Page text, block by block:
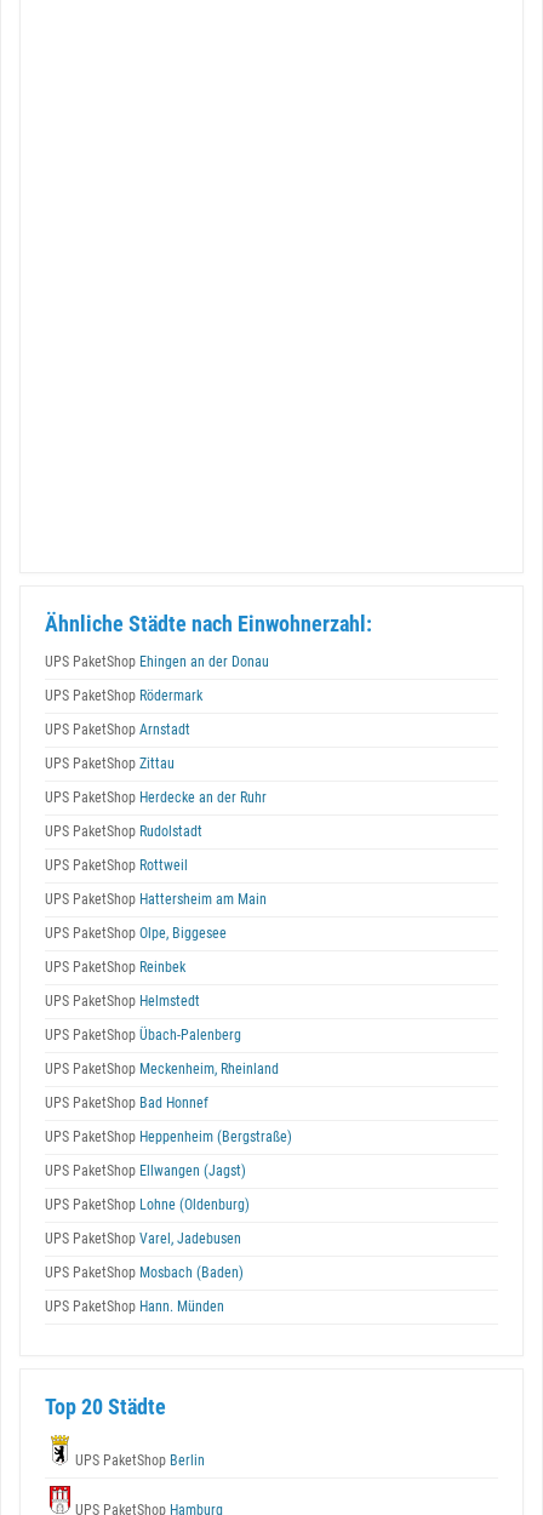
Ähnliche Städte nach Einwohnerzahl:
UPS PaketShop Ehingen an der Donau
UPS PaketShop Rödermark
UPS PaketShop Arnstadt
UPS PaketShop Zittau
UPS PaketShop Herdecke an der Ruhr
UPS PaketShop Rudolstadt
UPS PaketShop Rottweil
UPS PaketShop Hattersheim am Main
UPS PaketShop Olpe, Biggesee
UPS PaketShop Reinbek
UPS PaketShop Helmstedt
UPS PaketShop Übach-Palenberg
UPS PaketShop Meckenheim, Rheinland
UPS PaketShop Bad Honnef
UPS PaketShop Heppenheim (Bergstraße)
UPS PaketShop Ellwangen (Jagst)
UPS PaketShop Lohne (Oldenburg)
UPS PaketShop Varel, Jadebusen
UPS PaketShop Mosbach (Baden)
UPS PaketShop Hann. Münden
Top 20 Städte
UPS PaketShop Berlin
UPS PaketShop Hamburg